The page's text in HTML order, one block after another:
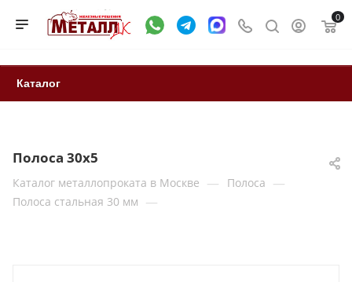
0
Каталог
Полоса 30х5
Каталог металлопроката в Москве — Полоса —
Полоса стальная 30 мм —